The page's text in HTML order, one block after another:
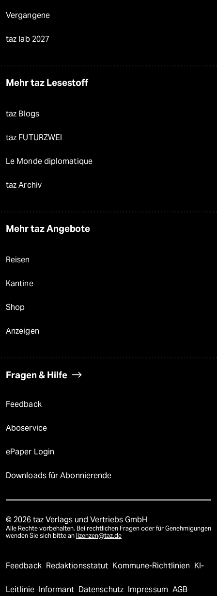
Vergangene
taz lab 2027
Mehr taz Lesestoff
taz Blogs
taz FUTURZWEI
Le Monde diplomatique
taz Archiv
Mehr taz Angebote
Reisen
Kantine
Shop
Anzeigen
Fragen & Hilfe
Feedback
Aboservice
ePaper Login
Downloads für Abonnierende
© 2026 taz Verlags und Vertriebs GmbH
Alle Rechte vorbehalten. Bei rechtlichen Fragen oder für Genehmigungen
wenden Sie sich bitte an lizenzen@taz.de
Feedback Redaktionsstatut Kommune-Richtlinien KI-
Leitlinie Informant Datenschutz Impressum AGB